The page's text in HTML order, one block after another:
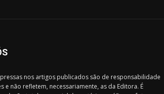
nos artigos publicados são de responsabilidade
e não refletem, necessariamente, as da Editora. É